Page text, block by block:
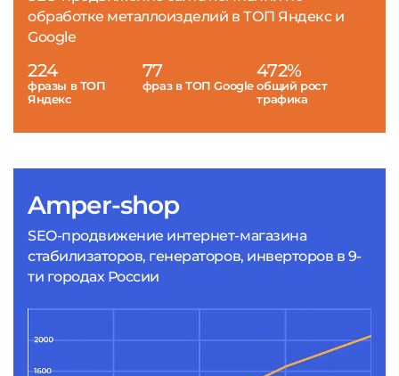
Amper-shop
SEO-продвижение интернет-магазина
стабилизаторов, генераторов, инверторов в 9-
ти городах России
обработке металлоизделий в ТОП Яндекс и
Google
224
фразы в ТОП
Яндекс
77
фраз в ТОП Google
472%
общий рост
трафика